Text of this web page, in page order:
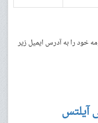
خود را به آدرس ایمیل زیر